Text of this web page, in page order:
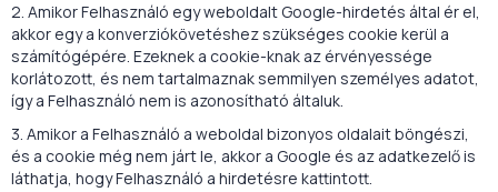
2. Amikor Felhasználó egy weboldalt Google-hirdetés által ér el,
akkor egy a konverziókövetéshez szükséges cookie kerül a
számítógépére. Ezeknek a cookie-knak az érvényessége
korlátozott, és nem tartalmaznak semmilyen személyes adatot,
így a Felhasználó nem is azonosítható általuk.
3. Amikor a Felhasználó a weboldal bizonyos oldalait böngészi,
és a cookie még nem járt le, akkor a Google és az adatkezelő is
láthatja, hogy Felhasználó a hirdetésre kattintott.